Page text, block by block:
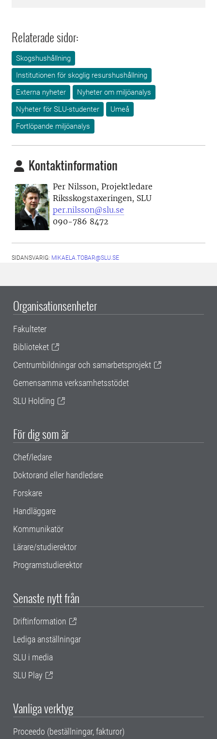
Relaterade sidor:
Skogshushållning
Institutionen för skoglig resurshushållning
Externa nyheter
Nyheter om miljöanalys
Nyheter för SLU-studenter
Umeå
Fortlöpande miljöanalys
Kontaktinformation
Per Nilsson, Projektledare
Riksskogstaxeringen, SLU
per.nilsson@slu.se
090-786 8472
SIDANSVARIG: MIKAELA.TOBAR@SLU.SE
Organisationsenheter
Fakulteter
Biblioteket
Centrumbildningar och samarbetsprojekt
Gemensamma verksamhetsstödet
SLU Holding
För dig som är
Chef/ledare
Doktorand eller handledare
Forskare
Handläggare
Kommunikatör
Lärare/studierektor
Programstudierektor
Senaste nytt från
Driftinformation
Lediga anställningar
SLU i media
SLU Play
Vanliga verktyg
Proceedo (beställningar, fakturor)